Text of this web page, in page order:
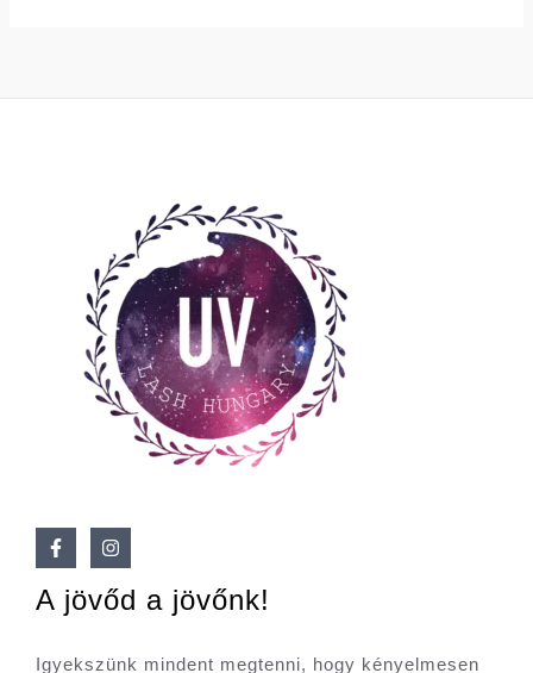
A jövőd a jövőnk!
Igyekszünk mindent megtenni, hogy kényelmesen